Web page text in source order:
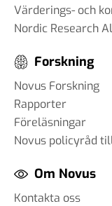
Värderings- och
Nordic Research
Forskning
Novus Forskning
Rapporter
Föreläsningar
Novus policyråd
Om Novus
Kontakta oss